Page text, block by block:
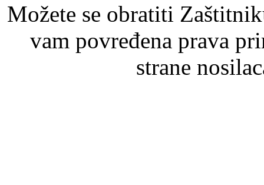
Možete se obratiti
vam povređena prava
strane